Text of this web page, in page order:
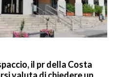
il pr della Costa